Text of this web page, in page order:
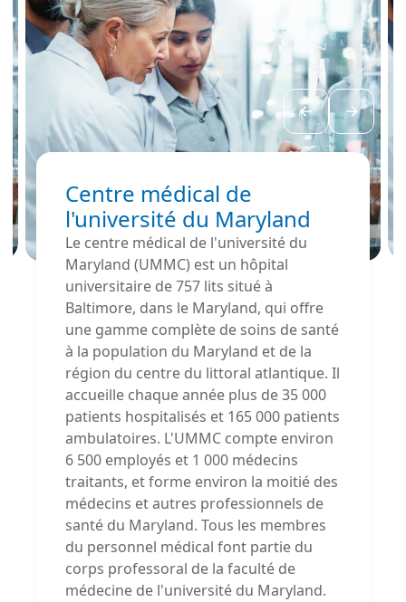
défenses naturelles
des voies
respiratoires.
Centre médical de
l'université du Maryland
Le centre médical de l'université du
Maryland (UMMC) est un hôpital
universitaire de 757 lits situé à
Baltimore, dans le Maryland, qui offre
une gamme complète de soins de santé
à la population du Maryland et de la
région du centre du littoral atlantique. Il
accueille chaque année plus de 35 000
patients hospitalisés et 165 000 patients
ambulatoires. L'UMMC compte environ
6 500 employés et 1 000 médecins
traitants, et forme environ la moitié des
médecins et autres professionnels de
santé du Maryland. Tous les membres
du personnel médical font partie du
corps professoral de la faculté de
médecine de l'université du Maryland.